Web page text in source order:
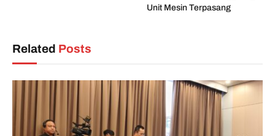
Unit Mesin Terpasang
Related Posts